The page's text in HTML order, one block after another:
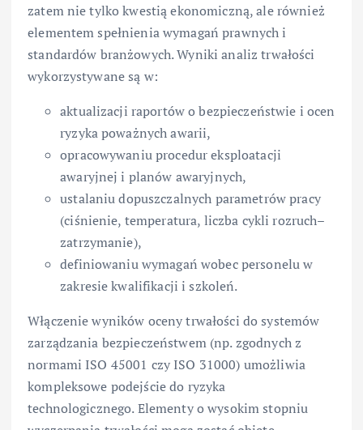
zatem nie tylko kwestią ekonomiczną, ale również
elementem spełnienia wymagań prawnych i
standardów branżowych. Wyniki analiz trwałości
wykorzystywane są w:
aktualizacji raportów o bezpieczeństwie i ocen
ryzyka poważnych awarii,
opracowywaniu procedur eksploatacji
awaryjnej i planów awaryjnych,
ustalaniu dopuszczalnych parametrów pracy
(ciśnienie, temperatura, liczba cykli rozruch–
zatrzymanie),
definiowaniu wymagań wobec personelu w
zakresie kwalifikacji i szkoleń.
Włączenie wyników oceny trwałości do systemów
zarządzania bezpieczeństwem (np. zgodnych z
normami ISO 45001 czy ISO 31000) umożliwia
kompleksowe podejście do ryzyka
technologicznego. Elementy o wysokim stopniu